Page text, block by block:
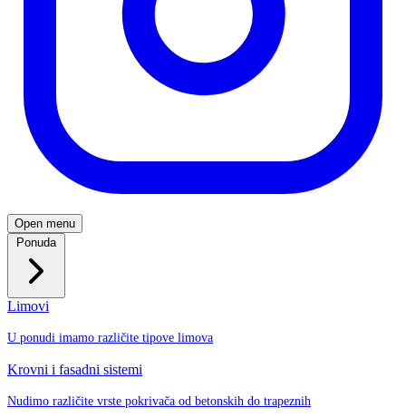
Open menu
Limovi
U ponudi imamo različite tipove limova
Krovni i fasadni sistemi
Nudimo različite vrste pokrivača od betonskih do trapeznih